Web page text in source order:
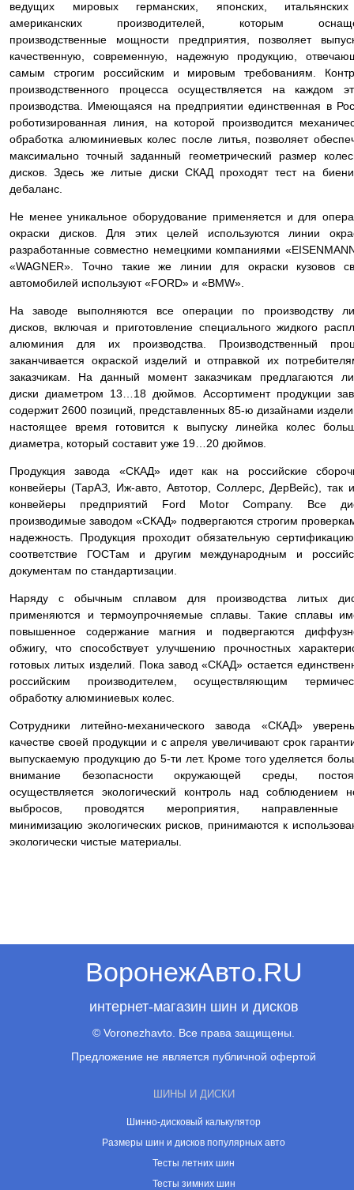
ведущих мировых германских, японских,
американских производителей, которым
производственные мощности предприятия, позволяет
качественную, современную, надежную продукцию,
самым строгим российским и мировым требованиям.
производственного процесса осуществляется на каждом
производства. Имеющаяся на предприятии единственная в
роботизированная линия, на которой производится
обработка алюминиевых колес после литья, позволяет
максимально точный заданный геометрический размер
дисков. Здесь же литые диски СКАД проходят тест на
дебаланс.
Не менее уникальное оборудование применяется и для
окраски дисков. Для этих целей используются линии
разработанные совместно немецкими компаниями
«WAGNER». Точно такие же линии для окраски кузовов
автомобилей используют «FORD» и «BMW».
На заводе выполняются все операции по производству
дисков, включая и приготовление специального жидкого
алюминия для их производства. Производственный
заканчивается окраской изделий и отправкой их
заказчикам. На данный момент заказчикам предлагаются
диски диаметром 13…18 дюймов. Ассортимент продукции
содержит 2600 позиций, представленных 85-ю дизайнами
настоящее время готовится к выпуску линейка колес
диаметра, который составит уже 19…20 дюймов.
Продукция завода «СКАД» идет как на российские
конвейеры (ТарАЗ, Иж-авто, Автотор, Соллерс, ДерВейс), так
конвейеры предприятий Ford Motor Company. Все
производимые заводом «СКАД» подвергаются строгим
надежность. Продукция проходит обязательную
соответствие ГОСТам и другим международным и
документам по стандартизации.
Наряду с обычным сплавом для производства литых
применяются и термоупрочняемые сплавы. Такие сплавы
повышенное содержание магния и подвергаются
обжигу, что способствует улучшению прочностных
готовых литых изделий. Пока завод «СКАД» остается
российским производителем, осуществляющим
обработку алюминиевых колес.
Сотрудники литейно-механического завода «СКАД»
качестве своей продукции и с апреля увеличивают срок
выпускаемую продукцию до 5-ти лет. Кроме того уделяется
внимание безопасности окружающей среды,
осуществляется экологический контроль над соблюдением
выбросов, проводятся мероприятия,
минимизацию экологических рисков, принимаются к
экологически чистые материалы.
ВоронежАвто.RU
интернет-магазин шин и дисков
© Voronezhavto. Все права защищены.
Предложение не является публичной офертой
ШИНЫ И ДИСКИ
Шинно-дисковый калькулятор
Размеры шин и дисков популярных авто
Тесты летних шин
Тесты зимних шин